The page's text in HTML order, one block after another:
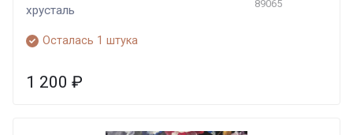
хрусталь
89065
Осталась 1 штука
1 200 ₽